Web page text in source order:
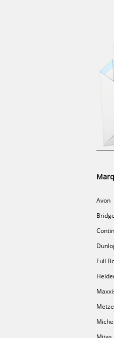
Avon
Full